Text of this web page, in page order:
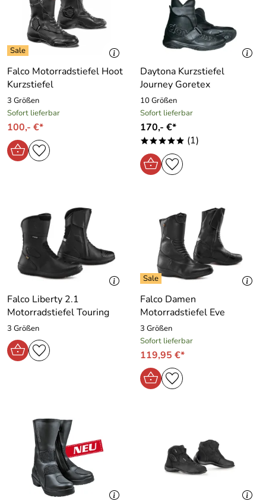
Falco Motorradstiefel Hoot
Kurzstiefel
3 Größen
Sofort lieferbar
100,- €*
Daytona Kurzstiefel
Journey Goretex
10 Größen
Sofort lieferbar
170,- €*
***** (1)
Falco Liberty 2.1
Motorradstiefel Touring
3 Größen
Falco Damen
Motorradstiefel Eve
3 Größen
Sofort lieferbar
119,95 €*